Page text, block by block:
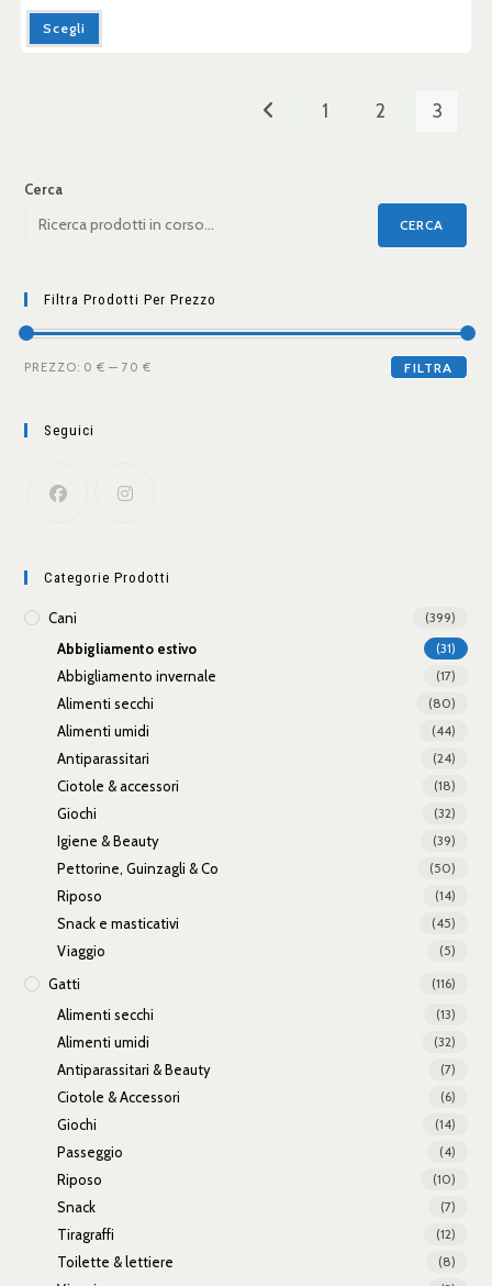
Scegli
1 2 3
Cerca
CERCA
Filtra Prodotti Per Prezzo
FILTRA
PREZZO: 0 € —70 €
Seguici
Categorie Prodotti
Cani (399)
Abbigliamento estivo (31)
Abbigliamento invernale (17)
Alimenti secchi (80)
Alimenti umidi (44)
Antiparassitari (24)
Ciotole & accessori (18)
Giochi (32)
Igiene & Beauty (39)
Pettorine, Guinzagli & Co (50)
Riposo (14)
Snack e masticativi (45)
Viaggio (5)
Gatti (116)
Alimenti secchi (13)
Alimenti umidi (32)
Antiparassitari & Beauty (7)
Ciotole & Accessori (6)
Giochi (14)
Passeggio (4)
Riposo (10)
Snack (7)
Tiragraffi (12)
Toilette & lettiere (8)